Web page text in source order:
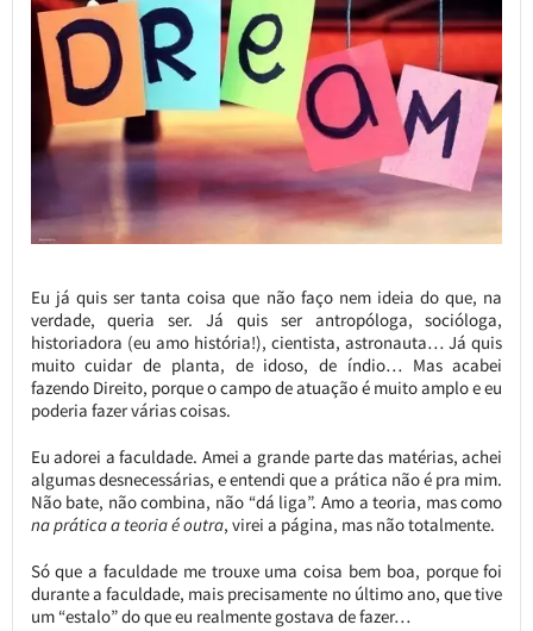
Eu já quis ser tanta coisa que não faço nem ideia do que, na
verdade, queria ser. Já quis ser antropóloga, socióloga,
historiadora (eu amo história!), cientista, astronauta… Já quis
muito cuidar de planta, de idoso, de índio… Mas acabei
fazendo Direito, porque o campo de atuação é muito amplo e eu
poderia fazer várias coisas.
Eu adorei a faculdade. Amei a grande parte das matérias, achei
algumas desnecessárias, e entendi que a prática não é pra mim.
Não bate, não combina, não “dá liga”. Amo a teoria, mas como
na prática a teoria é outra, virei a página, mas não totalmente.
Só que a faculdade me trouxe uma coisa bem boa, porque foi
durante a faculdade, mais precisamente no último ano, que tive
um “estalo” do que eu realmente gostava de fazer…